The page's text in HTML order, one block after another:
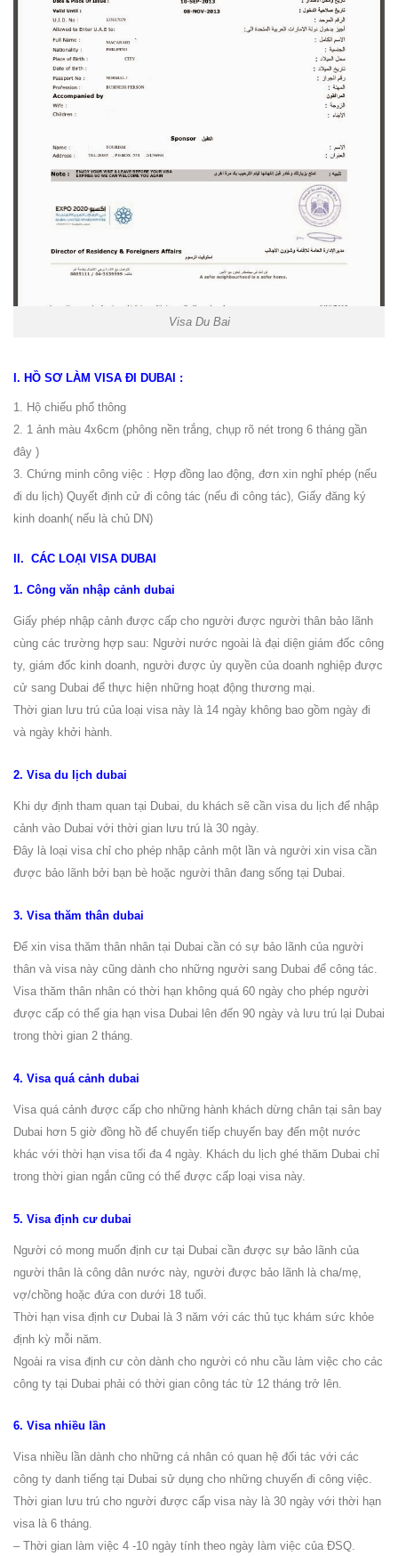
Visa Du Bai
I. HỒ SƠ LÀM VISA ĐI DUBAI :
1. Hộ chiếu phổ thông
2. 1 ảnh màu 4x6cm (phông nền trắng, chụp rõ nét trong 6 tháng gần
đây )
3. Chứng minh công việc : Hợp đồng lao động, đơn xin nghỉ phép (nếu
đi du lịch) Quyết định cử đi công tác (nếu đi công tác), Giấy đăng ký
kinh doanh( nếu là chủ DN)
II. CÁC LOẠI VISA DUBAI
1. Công văn nhập cảnh dubai
Giấy phép nhập cảnh được cấp cho người được người thân bảo lãnh
cùng các trường hợp sau: Người nước ngoài là đại diện giám đốc công
ty, giám đốc kinh doanh, người được ủy quyền của doanh nghiệp được
cử sang Dubai để thực hiện những hoạt động thương mại.
Thời gian lưu trú của loại visa này là 14 ngày không bao gồm ngày đi
và ngày khởi hành.
2. Visa du lịch dubai
Khi dự định tham quan tại Dubai, du khách sẽ cần visa du lịch để nhập
cảnh vào Dubai với thời gian lưu trú là 30 ngày.
Đây là loại visa chỉ cho phép nhập cảnh một lần và người xin visa cần
được bảo lãnh bởi bạn bè hoặc người thân đang sống tại Dubai.
3. Visa thăm thân dubai
Để xin visa thăm thân nhân tại Dubai cần có sự bảo lãnh của người
thân và visa này cũng dành cho những người sang Dubai để công tác.
Visa thăm thân nhân có thời hạn không quá 60 ngày cho phép người
được cấp có thể gia hạn visa Dubai lên đến 90 ngày và lưu trú lại Dubai
trong thời gian 2 tháng.
4. Visa quá cảnh dubai
Visa quá cảnh được cấp cho những hành khách dừng chân tại sân bay
Dubai hơn 5 giờ đồng hồ để chuyển tiếp chuyến bay đến một nước
khác với thời hạn visa tối đa 4 ngày. Khách du lịch ghé thăm Dubai chỉ
trong thời gian ngắn cũng có thể được cấp loại visa này.
5. Visa định cư dubai
Người có mong muốn định cư tại Dubai cần được sự bảo lãnh của
người thân là công dân nước này, người được bảo lãnh là cha/mẹ,
vợ/chồng hoặc đứa con dưới 18 tuổi.
Thời hạn visa định cư Dubai là 3 năm với các thủ tục khám sức khỏe
định kỳ mỗi năm.
Ngoài ra visa định cư còn dành cho người có nhu cầu làm việc cho các
công ty tại Dubai phải có thời gian công tác từ 12 tháng trở lên.
6. Visa nhiều lần
Visa nhiều lần dành cho những cá nhân có quan hệ đối tác với các
công ty danh tiếng tại Dubai sử dụng cho những chuyến đi công việc.
Thời gian lưu trú cho người được cấp visa này là 30 ngày với thời hạn
visa là 6 tháng.
– Thời gian làm việc 4 -10 ngày tính theo ngày làm việc của ĐSQ.